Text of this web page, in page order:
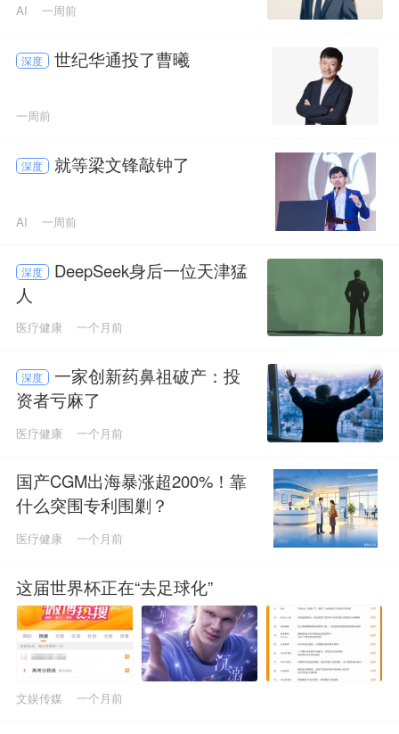
AI 一周前
深度 世纪华通投了曹曦
一周前
深度 就等梁文锋敲钟了
AI 一周前
深度
DeepSeek身后一位天津猛
人
医疗健康 一个月前
深度
一家创新药鼻祖破产：投
资者亏麻了
医疗健康 一个月前
国产CGM出海暴涨超200%！靠
什么突围专利围剿？
医疗健康 一个月前
这届世界杯正在“去足球化”
文娱传媒 一个月前